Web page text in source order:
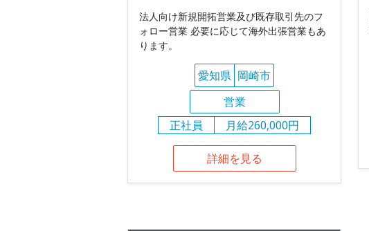
法人向け新規開拓営業及び既存取引先のフ
ォロー営業 必要に応じて海外出張営業もあ
ります。
愛知県 岡崎市
営業
正社員
月給260,000円
詳細を見る